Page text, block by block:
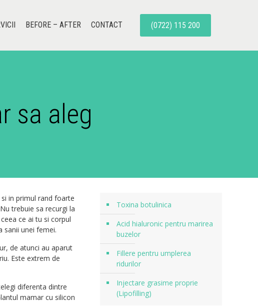
BEFORE – AFTER CONTACT (0722) 115 200
sa aleg
in primul rand foarte
trebuie sa recurgi la
ce ai tu si corpul
sanii unei femei.
de atunci au aparut
Este extrem de
diferenta dintre
mamar cu silicon
Toxina botulinica
Acid hialuronic pentru marirea
buzelor
Fillere pentru umplerea
ridurilor
Injectare grasime proprie
(Lipofilling)